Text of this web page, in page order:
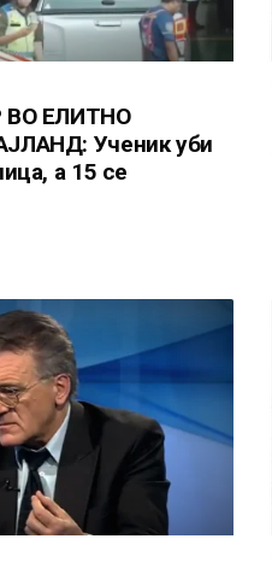
ВО ЕЛИТНО
Ученик уби
а 15 се